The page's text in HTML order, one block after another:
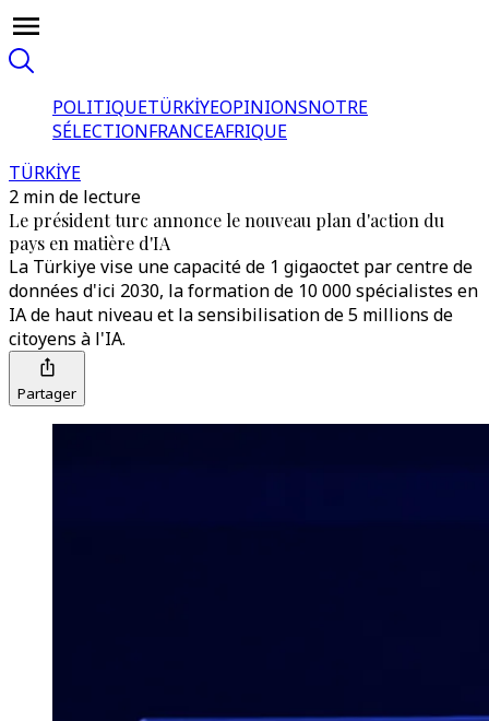
POLITIQUETÜRKİYEOPINIONSNOTRE
SÉLECTIONFRANCEAFRIQUE
TÜRKİYE
2 min de lecture
Le président turc annonce le nouveau plan d'action du
pays en matière d'IA
La Türkiye vise une capacité de 1 gigaoctet par centre de
données d'ici 2030, la formation de 10 000 spécialistes en
IA de haut niveau et la sensibilisation de 5 millions de
citoyens à l'IA.
Partager